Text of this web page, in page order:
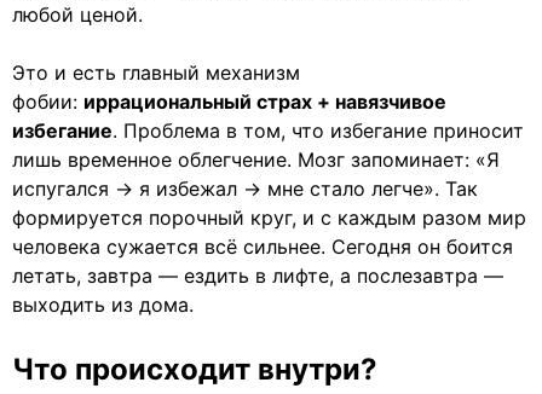
любой ценой.
Это и есть главный механизм
фобии: иррациональный страх + навязчивое
избегание. Проблема в том, что избегание приносит
лишь временное облегчение. Мозг запоминает: «Я
испугался → я избежал → мне стало легче». Так
формируется порочный круг, и с каждым разом мир
человека сужается всё сильнее. Сегодня он боится
летать, завтра — ездить в лифте, а послезавтра —
выходить из дома.
Что происходит внутри?